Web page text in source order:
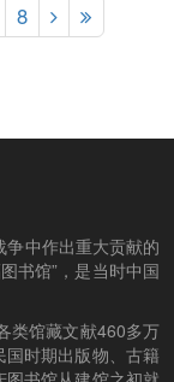
8
中作出重大贡献的
书馆”，是当时中国
类馆藏文献460多万
时期出版物、古籍